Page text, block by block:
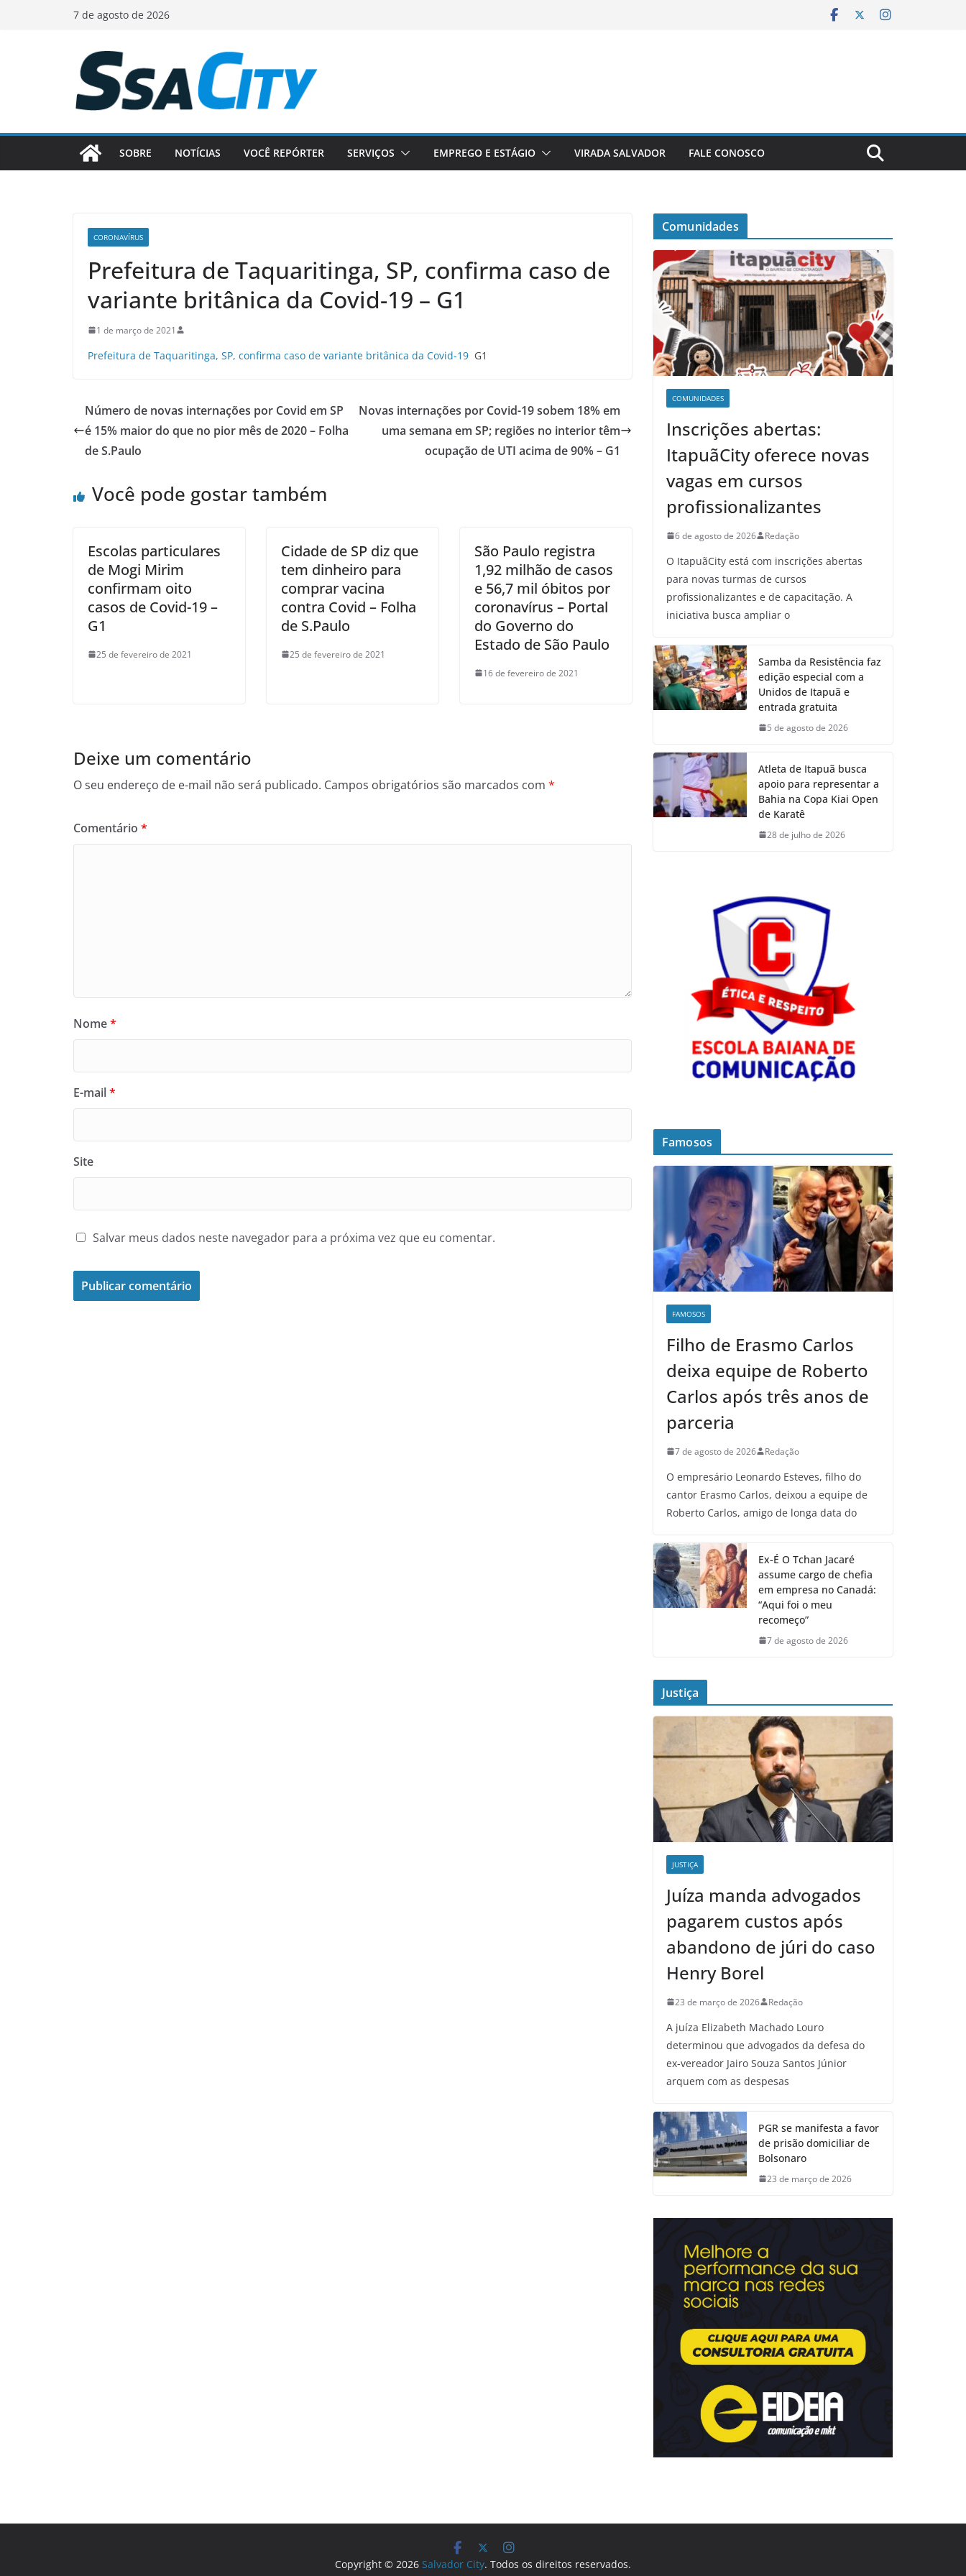
7 de agosto de 2026
SOBRE NOTÍCIAS VOCÊ REPÓRTER SERVIÇOS EMPREGO E ESTÁGIO VIRADA SALVADOR FALE CONOSCO
CORONAVÍRUS
Prefeitura de Taquaritinga, SP, confirma caso de
variante britânica da Covid-19 – G1
1 de março de 2021
Prefeitura de Taquaritinga, SP, confirma caso de variante britânica da Covid-19 G1
Número de novas internações por Covid em SP
é 15% maior do que no pior mês de 2020 – Folha
de S.Paulo
Novas internações por Covid-19 sobem 18% em
uma semana em SP; regiões no interior têm
ocupação de UTI acima de 90% – G1
Você pode gostar também
Escolas particulares
de Mogi Mirim
confirmam oito
casos de Covid-19 –
G1
25 de fevereiro de 2021
Cidade de SP diz que
tem dinheiro para
comprar vacina
contra Covid – Folha
de S.Paulo
25 de fevereiro de 2021
São Paulo registra
1,92 milhão de casos
e 56,7 mil óbitos por
coronavírus – Portal
do Governo do
Estado de São Paulo
16 de fevereiro de 2021
Deixe um comentário
O seu endereço de e-mail não será publicado. Campos obrigatórios são marcados com *
Comentário *
Nome*
E-mail*
Site
Salvar meus dados neste navegador para a próxima vez que eu comentar.
Comunidades
COMUNIDADES
Inscrições abertas:
ItapuãCity oferece novas
vagas em cursos
profissionalizantes
6 de agosto de 2026 Redação
O ItapuãCity está com inscrições abertas
para novas turmas de cursos
profissionalizantes e de capacitação. A
iniciativa busca ampliar o
Samba da Resistência faz
edição especial com a
Unidos de Itapuã e
entrada gratuita
5 de agosto de 2026
Atleta de Itapuã busca
apoio para representar a
Bahia na Copa Kiai Open
de Karatê
28 de julho de 2026
Famosos
FAMOSOS
Filho de Erasmo Carlos
deixa equipe de Roberto
Carlos após três anos de
parceria
7 de agosto de 2026 Redação
O empresário Leonardo Esteves, filho do
cantor Erasmo Carlos, deixou a equipe de
Roberto Carlos, amigo de longa data do
Ex-É O Tchan Jacaré
assume cargo de chefia
em empresa no Canadá:
“Aqui foi o meu
recomeço”
7 de agosto de 2026
Justiça
JUSTIÇA
Juíza manda advogados
pagarem custos após
abandono de júri do caso
Henry Borel
23 de março de 2026 Redação
A juíza Elizabeth Machado Louro
determinou que advogados da defesa do
ex-vereador Jairo Souza Santos Júnior
arquem com as despesas
PGR se manifesta a favor
de prisão domiciliar de
Bolsonaro
23 de março de 2026
Copyright © 2026 Salvador City. Todos os direitos reservados.